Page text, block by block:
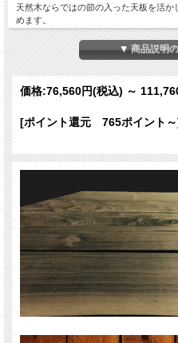
天然木ならではの節の入った天板を活
めます。
CT03センターテーブルの脚を、”無垢鉄
を実現。
天板の面を斜めにカット（面取り）す
も対応可能です。
温かみのある”無垢材”と無機質で無骨な
り、シンプルながらも個性溢れるテーブ
ます（樹種によって価格が変わります）。
◆塗装仕上げ：オイル仕上げ・オイルウ
合）・ウレタン仕上げ（＋6,600円）か
◆オプション：面取り（＋4,400円）・
※反り止めはサイズに関わらず推奨いた
▼ 商品説明
価格:76,560円(税込) ～
[ポイント還元 765ポイント